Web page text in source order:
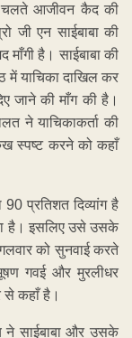
के चलते आजीवन कैद की
जी एन साईबाबा की
है। साईबाबा की
में याचिका दाखिल कर
जाने की माँग की है।
ने याचिकाकर्ता की
स्पष्ट करने को कहाँ
प्रतिशत दिव्यांग है
है। इसलिए उसे उसके
को सुनवाई करते
गवई और मुरलीधर
से कहाँ है।
ने साईबाबा और उसके